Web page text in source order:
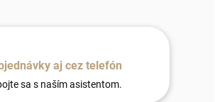
aj cez telefón
sa s naším asistentom.